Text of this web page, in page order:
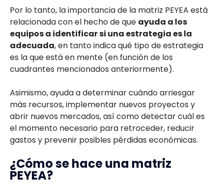
Por lo tanto, la importancia de la matriz PEYEA está
relacionada con el hecho de que ayuda a los
equipos a identificar si una estrategia es la
adecuada, en tanto indica qué tipo de estrategia
es la que está en mente (en función de los
cuadrantes mencionados anteriormente).
Asimismo, ayuda a determinar cuándo arriesgar
más recursos, implementar nuevos proyectos y
abrir nuevos mercados, así como detectar cuál es
el momento necesario para retroceder, reducir
gastos y prevenir posibles pérdidas económicas.
¿Cómo se hace una matriz
PEYEA?